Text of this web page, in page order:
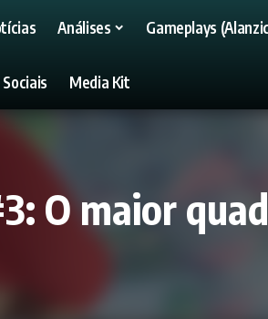
Análises Gameplays
Media Kit
O maior